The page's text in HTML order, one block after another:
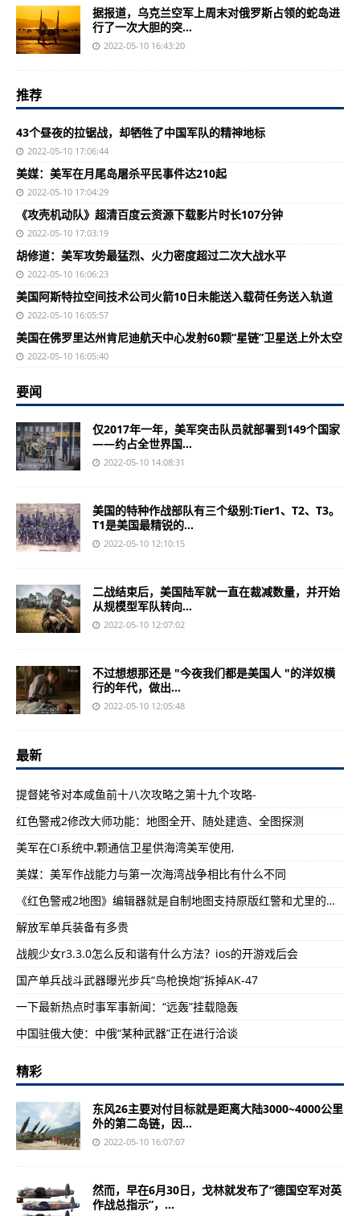
据报道，乌克兰空军上周末对俄罗斯占领的蛇岛进
行了一次大胆的突...
2022-05-10 16:43:20
推荐
43个昼夜的拉锯战，却牺牲了中国军队的精神地标
2022-05-10 17:06:44
美媒：美军在月尾岛屠杀平民事件达210起
2022-05-10 17:04:29
《攻壳机动队》超清百度云资源下载影片时长107分钟
2022-05-10 17:03:19
胡修道：美军攻势最猛烈、火力密度超过二次大战水平
2022-05-10 16:06:23
美国阿斯特拉空间技术公司火箭10日未能送入载荷任务送入轨道
2022-05-10 16:05:57
美国在佛罗里达州肯尼迪航天中心发射60颗“星链”卫星送上外太空
2022-05-10 16:05:40
要闻
仅2017年一年，美军突击队员就部署到149个国家
——约占全世界国...
2022-05-10 14:08:31
美国的特种作战部队有三个级别:Tier1、T2、T3。
T1是美国最精锐的...
2022-05-10 12:10:15
二战结束后，美国陆军就一直在裁减数量，并开始
从规模型军队转向...
2022-05-10 12:07:02
不过想想那还是 "今夜我们都是美国人 "的洋奴横
行的年代，做出...
2022-05-10 12:05:48
最新
提督姥爷对本咸鱼前十八次攻略之第十九个攻略-
红色警戒2修改大师功能：地图全开、随处建造、全图探测
美军在CI系统中,颗通信卫星供海湾美军使用,
美媒：美军作战能力与第一次海湾战争相比有什么不同
《红色警戒2地图》编辑器就是自制地图支持原版红警和尤里的复仇
解放军单兵装备有多贵
战舰少女r3.3.0怎么反和谐有什么方法？ios的开游戏后会
国产单兵战斗武器曝光步兵“鸟枪换炮”拆掉AK-47
一下最新热点时事军事新闻：“远轰”挂载隐轰
中国驻俄大使：中俄“某种武器”正在进行洽谈
精彩
东风26主要对付目标就是距离大陆3000~4000公里
外的第二岛链，因...
2022-05-10 16:07:07
然而，早在6月30日，戈林就发布了“德国空军对英
作战总指示”，...